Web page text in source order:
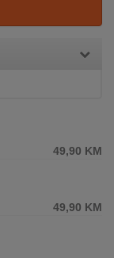
49,90 KM
49,90 KM